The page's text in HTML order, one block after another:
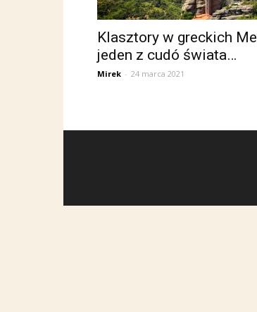
Klasztory w greckich
jeden z cudó świata…
Mirek - 24 marca 2021